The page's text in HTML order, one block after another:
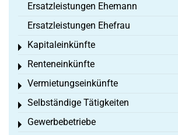
Ersatzleistungen Ehemann
Ersatzleistungen Ehefrau
Kapitaleinkünfte
Toggle menu
Renteneinkünfte
Toggle menu
Vermietungseinkünfte
Toggle menu
Selbständige Tätigkeiten
Toggle menu
Gewerbebetriebe
Toggle menu